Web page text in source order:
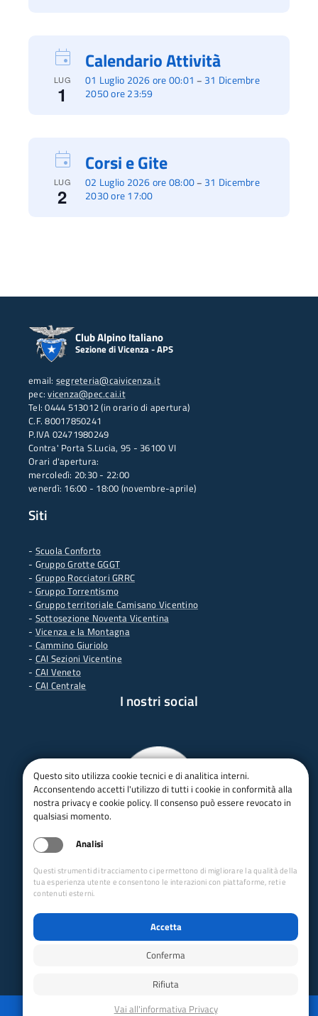
LUG
1
01 Luglio 2026 ore 00:01 – 31 Dicembre
2050 ore 23:59
Calendario Attività
LUG
2
02 Luglio 2026 ore 08:00– 31 Dicembre
2030 ore 17:00
Corsi e Gite
Club Alpino Italiano
Sezione di Vicenza - APS
email: segreteria@caivicenza.it
pec:vicenza@pec.cai.it
Tel: 0444 513012 (in orario di apertura)
C.F. 80017850241
P.IVA 02471980249
Contra' Porta S.Lucia, 95 - 36100 VI
Orari d'apertura:
mercoledì: 20:30 - 22:00
venerdì: 16:00 - 18:00 (novembre-aprile)
Siti
- Scuola Conforto
- Gruppo Grotte GGGT
- Gruppo Rocciatori GRRC
- Gruppo Torrentismo
- Gruppo territoriale Camisano Vicentino
- Sottosezione Noventa Vicentina
- Vicenza e la Montagna
- Cammino Giuriolo
- CAI Sezioni Vicentine
- CAI Veneto
- CAI Centrale
I nostri social
Mappa del sitoDisabilita animazioni
Questo sito utilizza cookie tecnici e di analitica interni.
Acconsentendo accetti l'utilizzo di tutti i cookie in conformità alla
nostra privacy e cookie policy. Il consenso può essere revocato in
qualsiasi momento.
Analisi
Questi strumenti di tracciamento ci permettono di migliorare la qualità della
tua esperienza utente e consentono le interazioni con piattaforme, reti e
contenuti esterni.
Accetta
Conferma
Rifiuta